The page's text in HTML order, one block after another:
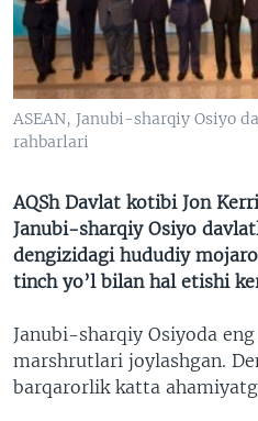
VIDEO
XABARLAR SURATLARDA
ODNOKLASSNIKI
TELEGRAM
TWITTER
SOUNDCLOUD
VOA
ASEAN, Janubi-sharqiy Osiyo
rahbarlari
AQSh Davlat kotibi Jon
Janubi-sharqiy Osiyo
dengizidagi hududiy
tinch yo’l bilan hal etishi
Janubi-sharqiy Osiyoda
marshrutlari joylashgan.
barqarorlik katta